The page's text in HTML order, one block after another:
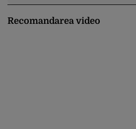
Recomandarea video